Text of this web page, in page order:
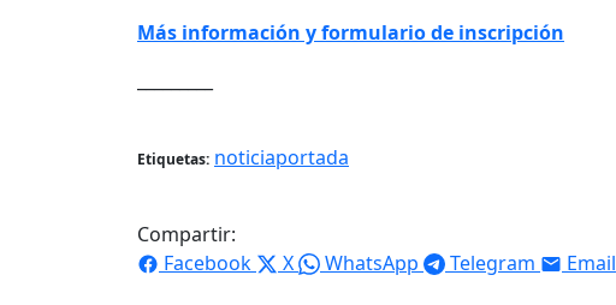
Más información y formulario de inscripción
Etiquetas: noticiaportada
Compartir:
Facebook
X WhatsApp Telegram Email